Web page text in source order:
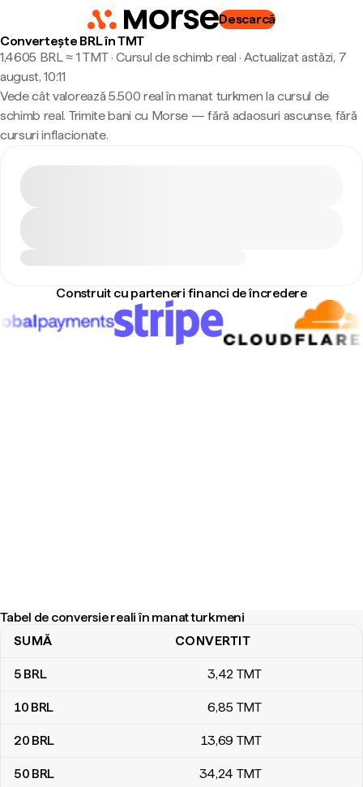
Descarcă
Convertește BRL în TMT
1,4605 BRL ≈ 1 TMT · Cursul de schimb real · Actualizat astăzi, 7
august, 10:11
Vede cât valorează 5.500 real în manat turkmen la cursul de
schimb real. Trimite bani cu Morse — fără adaosuri ascunse, fără
cursuri inflacionate.
Construit cu parteneri financi de încredere
Tabel de conversie reali în manat turkmeni
Tabel de conversie reali în manat turkmeni
SUMĂ CONVERTIT
5 BRL 3,42 TMT
10 BRL 6,85 TMT
20 BRL 13,69 TMT
50 BRL 34,24 TMT